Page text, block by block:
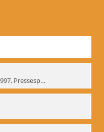
Mann ist Mann, Berlin 1997, Pressespiegel - interne Signatur: BM-prt-262-24